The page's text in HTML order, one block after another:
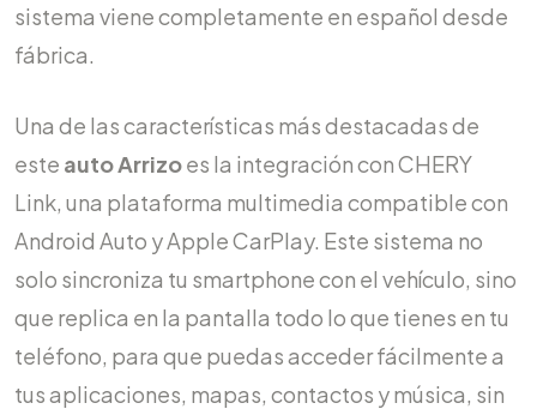
sistema viene completamente en español desde
fábrica.
Una de las características más destacadas de
este auto Arrizoes la integración con CHERY
Link, una plataforma multimedia compatible con
Android Auto y Apple CarPlay. Este sistema no
solo sincroniza tu smartphone con el vehículo, sino
que replica en la pantalla todo lo que tienes en tu
teléfono, para que puedas acceder fácilmente a
tus aplicaciones, mapas, contactos y música, sin